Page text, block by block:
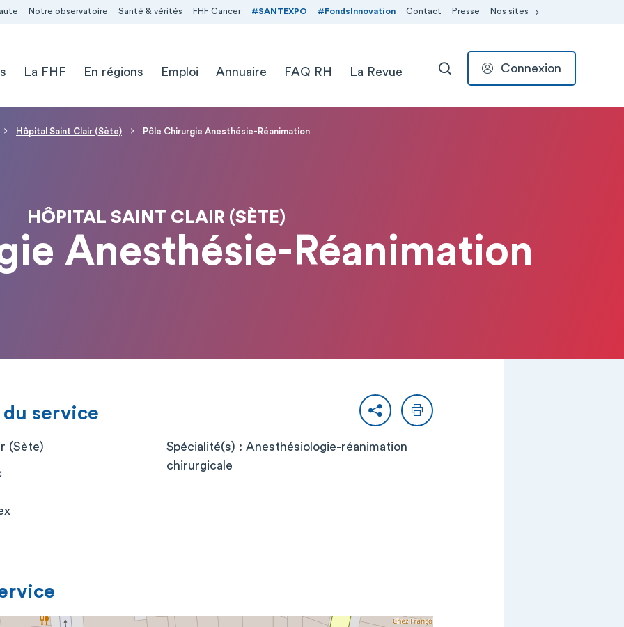
Notre observatoire Santé & vérités FHF Cancer #SANTEXPO #FondsInnovation Contact Presse Nos sites
La FHF En régions Emploi Annuaire FAQ RH La Revue RECHERCHER
Connexion
Hôpital Saint Clair (Sète) Pôle Chirurgie Anesthésie-Réanimation
HÔPITAL SAINT CLAIR (SÈTE)
Anesthésie-Réanimation
PartagerImprimer
service
(Sète)
Spécialité(s) : Anesthésiologie-réanimation
chirurgicale